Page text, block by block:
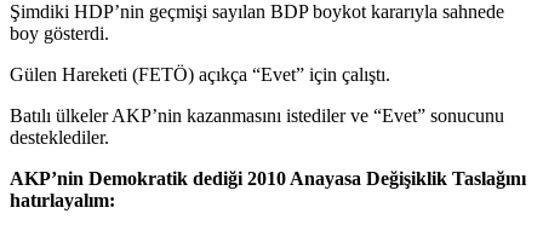
Şimdiki HDP’nin geçmişi sayılan BDP boykot kararıyla sahnede
boy gösterdi.
Gülen Hareketi (FETÖ) açıkça “Evet” için çalıştı.
Batılı ülkeler AKP’nin kazanmasını istediler ve “Evet” sonucunu
desteklediler.
AKP’nin Demokratik dediği 2010 Anayasa Değişiklik Taslağını
hatırlayalım: